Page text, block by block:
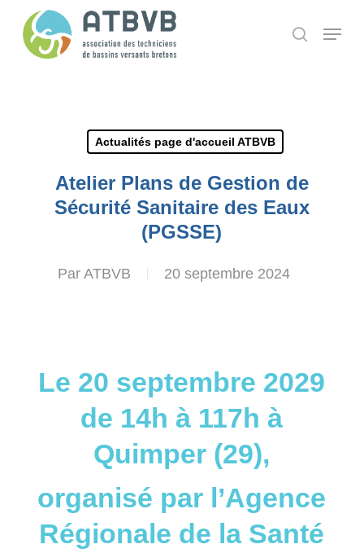
search
Menu
Actualités page d'accueil ATBVB
Atelier Plans de Gestion de
Sécurité Sanitaire des Eaux
(PGSSE)
Par ATBVB 20 septembre 2024
Le 20 septembre 2029
de 14h à 117h à
Quimper (29),
organisé par l’Agence
Régionale de la Santé
Panneau de gestion des cookies